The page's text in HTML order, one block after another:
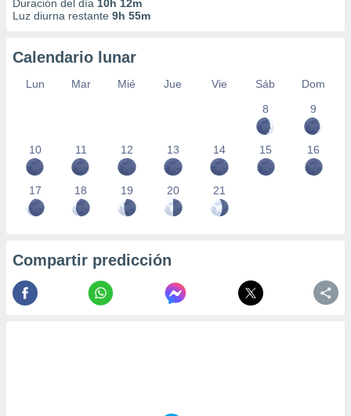
Duración del día 10h 12m
Luz diurna restante 9h 55m
Calendario lunar
Lun Mar Mié Jue Vie Sáb
Dom
8
9
10 11 12 13 14 15 16
17 18 19 20 21
Compartir predicción